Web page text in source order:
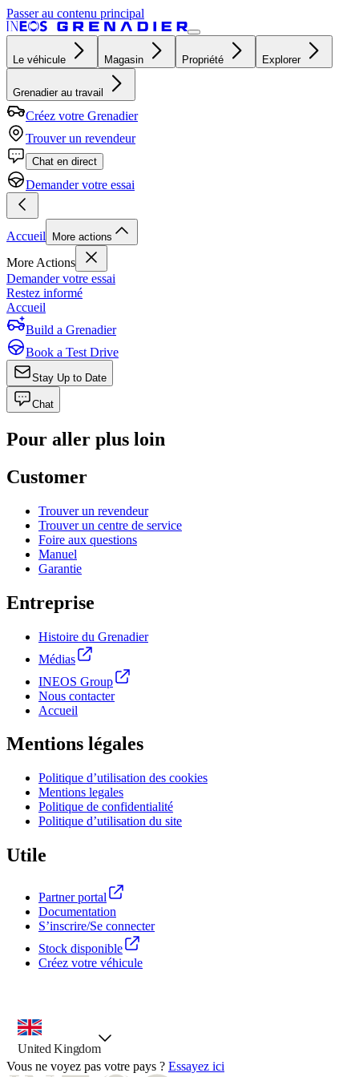
Passer au contenu principal
Le véhicule Magasin Propriété Explorer
Grenadier au travail
Créez votre Grenadier
Trouver un revendeur
Chat en direct
Demander votre essai
Accueil More actions
More Actions
Demander votre essai
Restez informé
Accueil
Build a Grenadier
Book a Test Drive
Stay Up to Date
Chat
Pour aller plus loin
Customer
Trouver un revendeur
Trouver un centre de service
Foire aux questions
Manuel
Garantie
Entreprise
Histoire du Grenadier
Médias
INEOS Group
Nous contacter
Accueil
Mentions légales
Politique d’utilisation des cookies
Mentions legales
Politique de confidentialité
Politique d’utilisation du site
Utile
Partner portal
Documentation
S’inscrire/Se connecter
Stock disponible
Créez votre véhicule
outil de sélection de pays, option présélectionnée
United Kingdom
Vous ne voyez pas votre pays ? Essayez ici